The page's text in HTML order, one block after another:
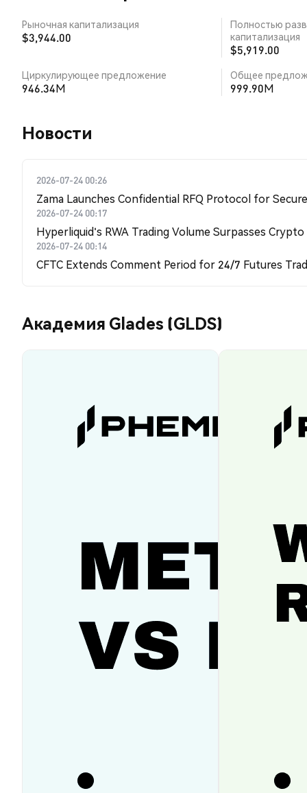
Рыночная капитализация
$3,944.00
Полностью
капитализация
$5,919.00
Циркулирующее предложение
946.34M
Общее
999.90M
Новости
2026-07-24 00:26
Zama Launches Confidential RFQ Protocol for
2026-07-24 00:17
Hyperliquid's RWA Trading Volume Surpasses
2026-07-24 00:14
CFTC Extends Comment Period for 24/7 Futures
Академия Glades (GLDS)